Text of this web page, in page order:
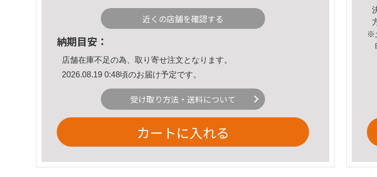
近くの店舗を確認する
納期目安：
店舗在庫不足の為、取り寄せ注文となります。
2026.08.19 0:48頃のお届け予定です。
受け取り方法・送料について
カートに入れる
※